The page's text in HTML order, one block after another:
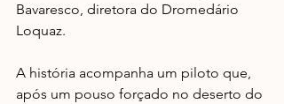
Bavaresco, diretora do Dromedário
Loquaz.
A história acompanha um piloto que,
após um pouso forçado no deserto do